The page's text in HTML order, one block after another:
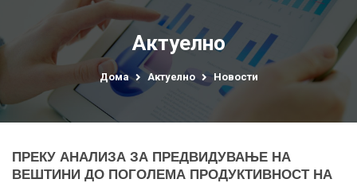
Актуелно
Дома Актуелно Новости
ПРЕКУ АНАЛИЗА ЗА ПРЕДВИДУВАЊЕ НА
ВЕШТИНИ ДО ПОГОЛЕМА ПРОДУКТИВНОСТ НА